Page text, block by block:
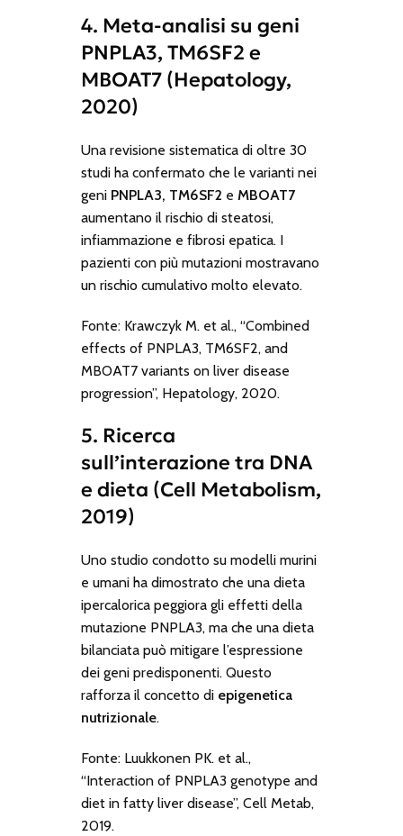
4. Meta-analisi su geni
PNPLA3, TM6SF2 e
MBOAT7 (Hepatology,
2020)
Una revisione sistematica di oltre 30
studi ha confermato che le varianti nei
geni PNPLA3, TM6SF2 e MBOAT7
aumentano il rischio di steatosi,
infiammazione e fibrosi epatica. I
pazienti con più mutazioni mostravano
un rischio cumulativo molto elevato.
Fonte: Krawczyk M. et al., “Combined
effects of PNPLA3, TM6SF2, and
MBOAT7 variants on liver disease
progression”, Hepatology, 2020.
5. Ricerca
sull’interazione tra DNA
e dieta (Cell Metabolism,
2019)
Uno studio condotto su modelli murini
e umani ha dimostrato che una dieta
ipercalorica peggiora gli effetti della
mutazione PNPLA3, ma che una dieta
bilanciata può mitigare l’espressione
dei geni predisponenti. Questo
rafforza il concetto di epigenetica
nutrizionale.
Fonte: Luukkonen PK. et al.,
“Interaction of PNPLA3 genotype and
diet in fatty liver disease”, Cell Metab,
2019.